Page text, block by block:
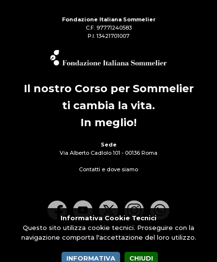
Fondazione Italiana Sommelier
C.F. 97771240583
P.I. 13421701007
Il nostro Corso per Sommelier
ti cambia la vita.
In meglio!
Sede
Via Alberto Cadlolo 101 - 00136 Roma
Contatti e dove siamo
powered by Artisticom
Informativa Cookie Tecnici
Questo sito utilizza cookie tecnici. Proseguire con la
navigazione comporta l'accettazione del loro utilizzo.
INFORMATIVA CHIUDI